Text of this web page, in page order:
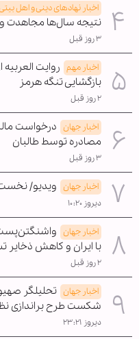
اخبار نهادهای دینی و اهل
نتیجه سال‌ها مجاهدت
۳ روز قبل
اخبار مهم روایت
بازگشایی تنگه هرمز
۲ روز قبل
اخبار جهان درخواست
مصادره توسط طالبان
۳ روز قبل
اخبار جهان ویدیو/
دیروز ۱۰:۲۰
اخبار جهان
با ایران و کاهش
۲ روز قبل
اخبار جهان تحلیلگر
شکست طرح براندازی
دیروز ۲۳:۲۱